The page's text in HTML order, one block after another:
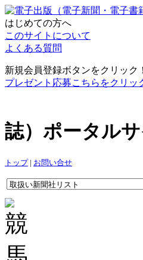
はじめての方へ
このサイトについて
よくある質問
新規会員登録ボタンをクリック
プレゼント応募こちらをクリッ
誌）ポータル
トップ| お問い合せ